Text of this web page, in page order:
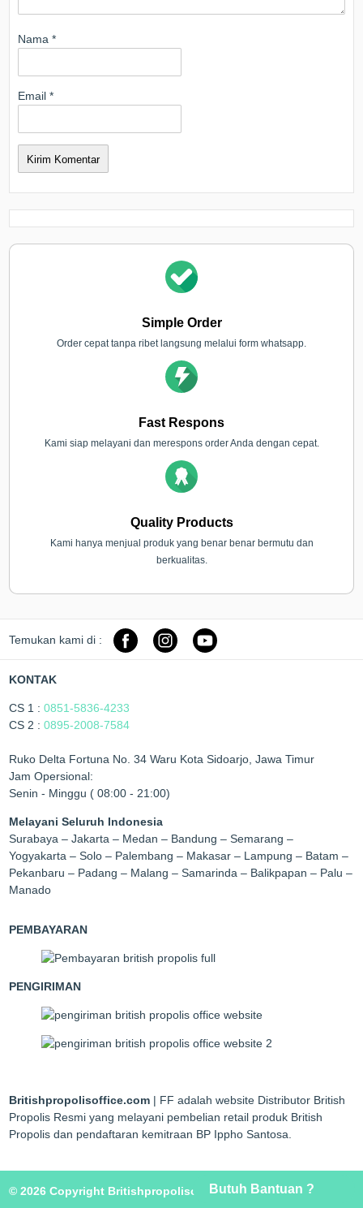
Nama*
Email*
Simple Order
Order cepat tanpa ribet langsung melalui form whatsapp.
Fast Respons
Kami siap melayani dan merespons order Anda dengan cepat.
Quality Products
Kami hanya menjual produk yang benar benar bermutu dan
berkualitas.
Temukan kami di :
KONTAK
CS 1 :0851-5836-4233
CS 2 :0895-2008-7584
Ruko Delta Fortuna No. 34 Waru Kota Sidoarjo, Jawa Timur
Jam Opersional:
Senin - Minggu ( 08:00 - 21:00)
Melayani Seluruh Indonesia
Surabaya – Jakarta – Medan – Bandung – Semarang –
Yogyakarta – Solo – Palembang – Makasar – Lampung – Batam –
Pekanbaru – Padang – Malang – Samarinda – Balikpapan – Palu –
Manado
PEMBAYARAN
PENGIRIMAN
Britishpropolisoffice.com | FF adalah website Distributor British
Propolis Resmi yang melayani pembelian retail produk British
Propolis dan pendaftaran kemitraan BP Ippho Santosa.
© 2026 Copyright Britishpropolisoffice.comButuh Bantuan ?